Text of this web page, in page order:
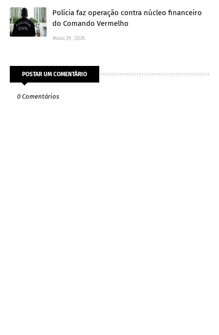
Polícia faz operação contra núcleo financeiro
do Comando Vermelho
Maio 29, 2026
POSTAR UM COMENTÁRIO
0 Comentários